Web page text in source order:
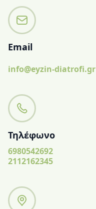
Email
info@eyzin-diatrofi.gr
Τηλέφωνο
6980542692
2112162345